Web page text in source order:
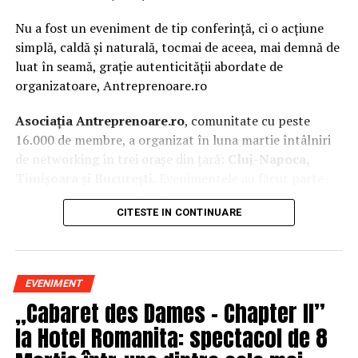
Nu a fost un eveniment de tip conferință, ci o acțiune
simplă, caldă și naturală, tocmai de aceea, mai demnă de
luat în seamă, grație autenticității abordate de
organizatoare, Antreprenoare.ro
Asociația Antreprenoare.ro, comunitate cu peste
16.000 de membre, a organizat în luna martie întâlniri
de networking în trei orașe din țară:
Cluj-Napoca,
campania națională„Aleg să fiu vizibilă„, o
inițiativă care combină sesiuni de fotografie de brand
prezentă, cu numele tău și cu afacerea ta, în spațiul
public.
La Cluj-Napoca, sesiunile foto au fost susținute de doi
fotografi profesioniști:Valentina Mihalache
(lightsun.ro) șiDeni Sîrb(DA Studio). Valentina a venit
CITESTE IN CONTINUARE
EVENIMENT
„Cabaret des Dames – Chapter II”
la Hotel Romanita: spectacol de 8